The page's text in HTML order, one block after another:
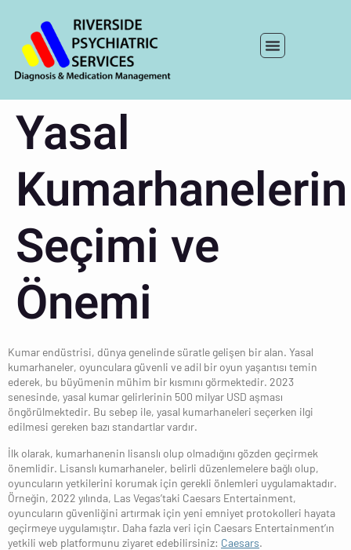
Yasal
Kumarhanelerin
Seçimi ve
Önemi
Kumar endüstrisi, dünya genelinde süratle gelişen bir alan. Yasal
kumarhaneler, oyunculara güvenli ve adil bir oyun yaşantısı temin
ederek, bu büyümenin mühim bir kısmını görmektedir. 2023
senesinde, yasal kumar gelirlerinin 500 milyar USD aşması
öngörülmektedir. Bu sebep ile, yasal kumarhaneleri seçerken ilgi
edilmesi gereken bazı standartlar vardır.
İlk olarak, kumarhanenin lisanslı olup olmadığını gözden geçirmek
önemlidir. Lisanslı kumarhaneler, belirli düzenlemelere bağlı olup,
oyuncuların yetkilerini korumak için gerekli önlemleri uygulamaktadır.
Örneğin, 2022 yılında, Las Vegas’taki Caesars Entertainment,
oyuncuların güvenliğini artırmak için yeni emniyet protokolleri hayata
geçirmeye uygulamıştır. Daha fazla veri için Caesars Entertainment’ın
yetkili web platformunu ziyaret edebilirsiniz: Caesars.